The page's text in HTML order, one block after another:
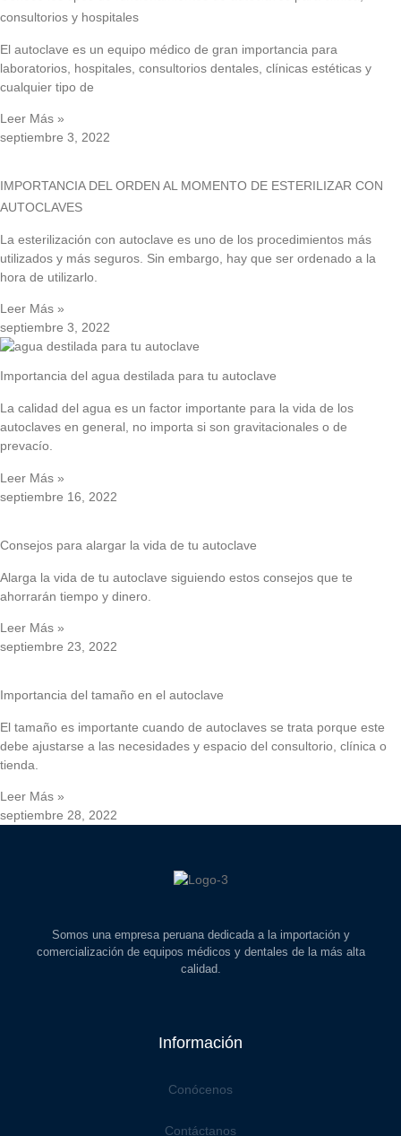
consultorios y hospitales
El autoclave es un equipo médico de gran importancia para
laboratorios, hospitales, consultorios dentales, clínicas estéticas y
cualquier tipo de
Leer Más »
septiembre 3, 2022
IMPORTANCIA DEL ORDEN AL MOMENTO DE ESTERILIZAR CON
AUTOCLAVES
La esterilización con autoclave es uno de los procedimientos más
utilizados y más seguros. Sin embargo, hay que ser ordenado a la
hora de utilizarlo.
Leer Más »
septiembre 3, 2022
Importancia del agua destilada para tu autoclave
La calidad del agua es un factor importante para la vida de los
autoclaves en general, no importa si son gravitacionales o de
prevacío.
Leer Más »
septiembre 16, 2022
Consejos para alargar la vida de tu autoclave
Alarga la vida de tu autoclave siguiendo estos consejos que te
ahorrarán tiempo y dinero.
Leer Más »
septiembre 23, 2022
Importancia del tamaño en el autoclave
El tamaño es importante cuando de autoclaves se trata porque este
debe ajustarse a las necesidades y espacio del consultorio, clínica o
tienda.
Leer Más »
septiembre 28, 2022
Somos una empresa peruana dedicada a la importación y
comercialización de equipos médicos y dentales de la más alta
calidad.
Información
Conócenos
Contáctanos